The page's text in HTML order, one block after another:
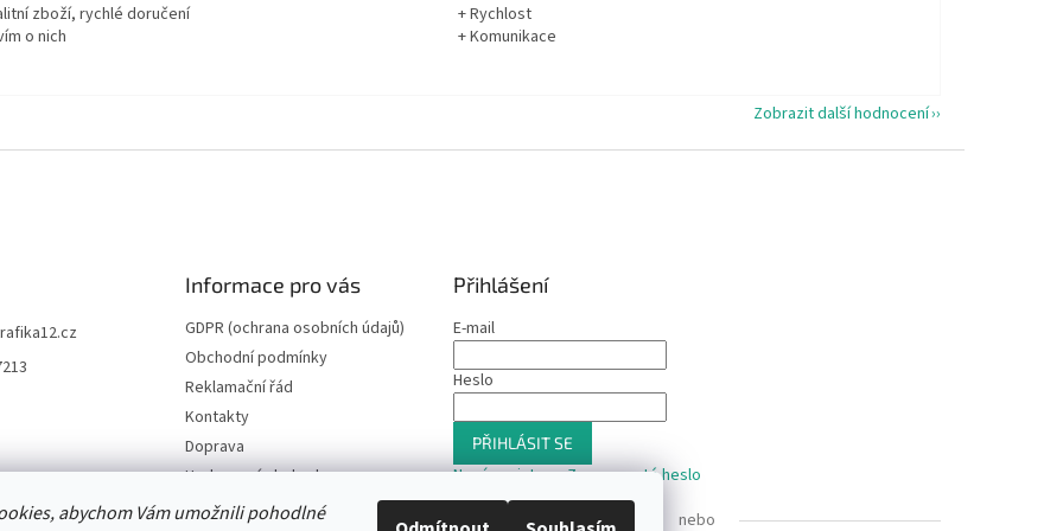
abychom Vám umožnili pohodlné
zboží, rychlé doručení
o nich
+ Rychlost
+ Komunikace
Zobrazit další hodnocení
Informace pro vás
GDPR (ochrana osobních údajů)
Obchodní podmínky
Reklamační řád
Kontakty
Doprava
Hodnocení obchodu
Slevový program
Přihlášení
E-mail
Heslo
PŘIHLÁSIT SE
Nová registraceZapomenuté heslo
nebo